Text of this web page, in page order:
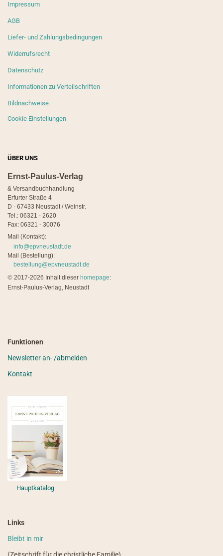
Impressum
AGB
Liefer- und Zahlungsbedingungen
Widerrufsrecht
Datenschutz
Informationen zu Verteilschriften
Bildnachweise
Cookie Einstellungen
ÜBER UNS
Ernst-Paulus-Verlag
& Versandbuchhandlung
Erfurter Straße 4
D - 67433 Neustadt / Weinstr.
Tel.: 06321 - 2620
Fax: 06321 - 30076
Mail (Kontakt):
info@epvneustadt.de
Mail (Bestellung):
bestellung@epvneustadt.de
© 2017-2026 Inhalt dieser homepage:
Ernst-Paulus-Verlag, Neustadt
Funktionen
Newsletter an- /abmelden
Kontakt
Hauptkatalog
Links
Bleibt in mir